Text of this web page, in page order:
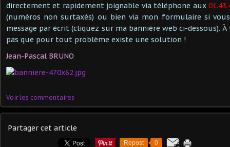
directement et rapidement joignable via téléphone aux
(numéros non surtaxés) ou bien via mon formulaire si
message par écrit (cliquez sur ma bannière web ci-dessous).
pas que pour tout problème existe une solution !
Jean-Pascal BRUNO
Voir les commentaires
Partager cet article
Repost 0